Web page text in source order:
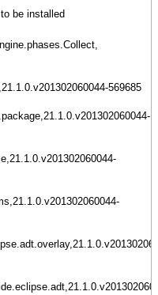
be installed
569685